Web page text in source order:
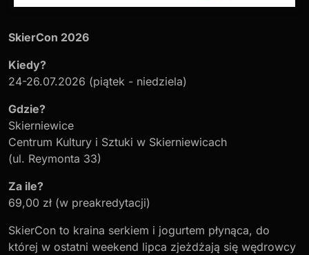
SkierCon 2026
Kiedy?
24-26.07.2026 (piątek - niedziela)
Gdzie?
Skierniewice
Centrum Kultury i Sztuki w Skierniewicach
(ul. Reymonta 33)
Za ile?
69,00 zł (w preakredytacji)
SkierCon to kraina serkiem i jogurtem płynąca, do
której w ostatni weekend lipca zjeżdżają się wędrowcy